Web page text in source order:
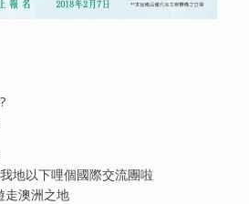
地以下哩個國際交流團啦
走澳洲之地